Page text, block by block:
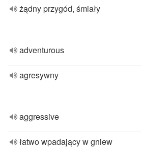
żądny przygód, śmiały
adventurous
agresywny
aggressive
łatwo wpadający w gniew